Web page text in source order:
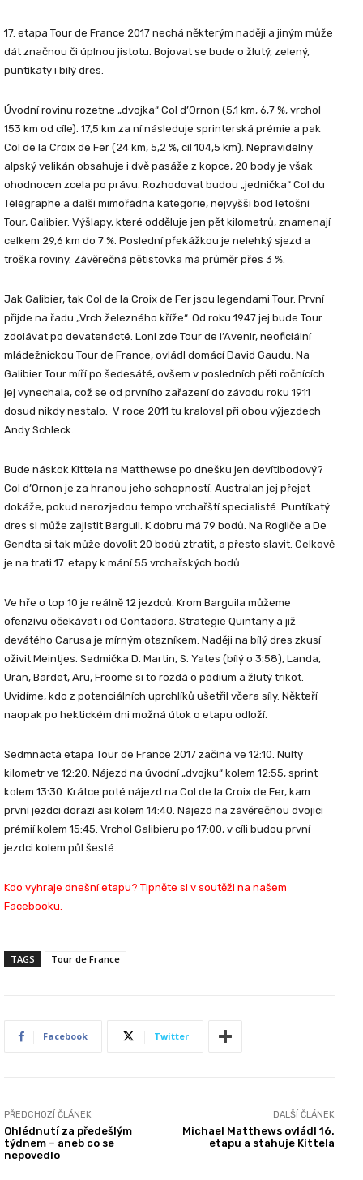
17. etapa Tour de France 2017 nechá některým naději a jiným může
dát značnou či úplnou jistotu. Bojovat se bude o žlutý, zelený,
puntíkatý i bílý dres.
Úvodní rovinu rozetne „dvojka“ Col d’Ornon (5,1 km, 6,7 %, vrchol
153 km od cíle). 17,5 km za ní následuje sprinterská prémie a pak
Col de la Croix de Fer (24 km, 5,2 %, cíl 104,5 km). Nepravidelný
alpský velikán obsahuje i dvě pasáže z kopce, 20 body je však
ohodnocen zcela po právu. Rozhodovat budou „jednička“ Col du
Télégraphe a další mimořádná kategorie, nejvyšší bod letošní
Tour, Galibier. Výšlapy, které odděluje jen pět kilometrů, znamenají
celkem 29,6 km do 7 %. Poslední překážkou je nelehký sjezd a
troška roviny. Závěrečná pětistovka má průměr přes 3 %.
Jak Galibier, tak Col de la Croix de Fer jsou legendami Tour. První
přijde na řadu „Vrch železného kříže“. Od roku 1947 jej bude Tour
zdolávat po devatenácté. Loni zde Tour de l’Avenir, neoficiální
mládežnickou Tour de France, ovládl domácí David Gaudu. Na
Galibier Tour míří po šedesáté, ovšem v posledních pěti ročnících
jej vynechala, což se od prvního zařazení do závodu roku 1911
dosud nikdy nestalo. V roce 2011 tu kraloval při obou výjezdech
Andy Schleck.
Bude náskok Kittela na Matthewse po dnešku jen devítibodový?
Col d’Ornon je za hranou jeho schopností. Australan jej přejet
dokáže, pokud nerozjedou tempo vrchařští specialisté. Puntíkatý
dres si může zajistit Barguil . K dobru má 79 bodů. Na Rogliče a De
Gendta si tak může dovolit 20 bodů ztratit, a přesto slavit. Celkově
je na trati 17. etapy k mání 55 vrchařských bodů.
Ve hře o top 10 je reálně 12 jezdců. Krom Barguila můžeme
ofenzívu očekávat i od Contadora . Strategie Quintany a již
devátého Carusa je mírným otazníkem. Naději na bílý dres zkusí
oživit Meintjes. Sedmička D. Martin, S. Yates (bílý o 3:58), Landa,
Urán, Bardet, Aru, Froome si to rozdá o pódium a žlutý trikot.
Uvidíme, kdo z potenciálních uprchlíků ušetřil včera síly. Někteří
naopak po hektickém dni možná útok o etapu odloží.
Sedmnáctá etapa Tour de France 2017 začíná ve 12:10. Nultý
kilometr ve 12:20. Nájezd na úvodní „dvojku“ kolem 12:55, sprint
kolem 13:30. Krátce poté nájezd na Col de la Croix de Fer, kam
první jezdci dorazí asi kolem 14:40. Nájezd na závěrečnou dvojici
prémií kolem 15:45. Vrchol Galibieru po 17:00, v cíli budou první
jezdci kolem půl šesté.
Kdo vyhraje dnešní etapu? Tipněte si v soutěži na našem
Facebooku.
TAGS Tour de France
Facebook Twitter
PŘEDCHOZÍ ČLÁNEK
Ohlédnutí za předešlým
týdnem – aneb co se
nepovedlo
DALŠÍ ČLÁNEK
Michael Matthews ovládl 16.
etapu a stahuje Kittela